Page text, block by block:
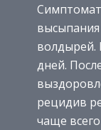
волдырей.
дней.
рецидив
чаще